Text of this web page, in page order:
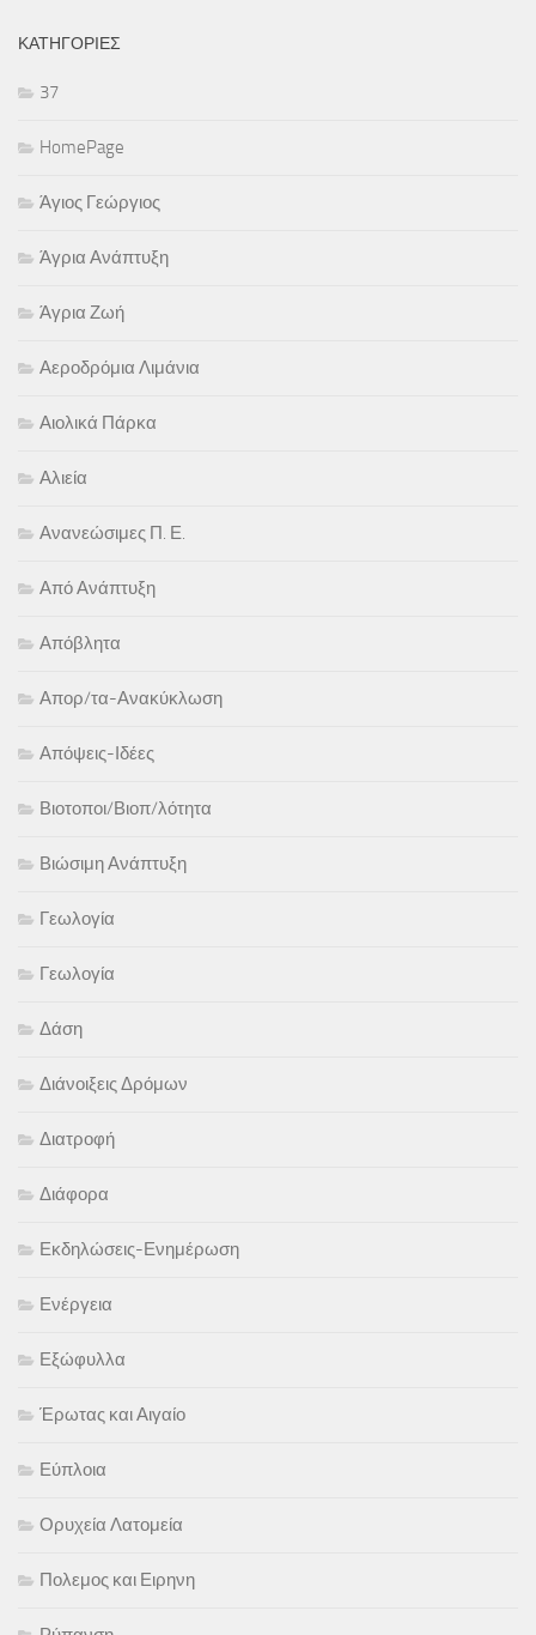
ΚΑΤΗΓΟΡΊΕΣ
37
HomePage
Άγιος Γεώργιος
Άγρια Ανάπτυξη
Άγρια Ζωή
Αεροδρόμια Λιμάνια
Αιολικά Πάρκα
Αλιεία
Ανανεώσιμες Π. Ε.
Από Ανάπτυξη
Απόβλητα
Απορ/τα-Ανακύκλωση
Απόψεις-Ιδέες
Βιοτοποι/Βιοπ/λότητα
Βιώσιμη Ανάπτυξη
Γεωλογία
Γεωλογία
Δάση
Διάνοιξεις Δρόμων
Διατροφή
Διάφορα
Εκδηλώσεις-Ενημέρωση
Ενέργεια
Εξώφυλλα
Έρωτας και Αιγαίο
Εύπλοια
Ορυχεία Λατομεία
Πολεμος και Ειρηνη